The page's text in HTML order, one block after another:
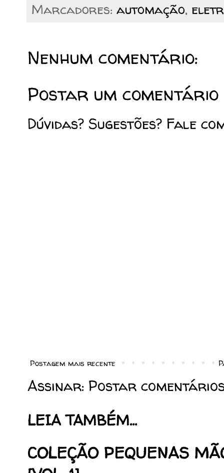
Marcadores: automação,
Nenhum comentário:
Postar um comentário
Dúvidas? Sugestões? Fale
Postagem mais recente
Assinar: Postar
LEIA TAMBÉM...
COLEÇÃO PEQUENAS